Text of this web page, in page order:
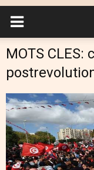
MOTS CLES: